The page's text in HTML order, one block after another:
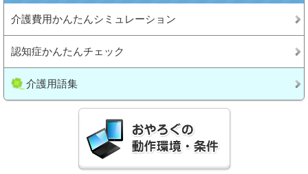
介護費用かんたんシミュレーション
認知症かんたんチェック
介護用語集